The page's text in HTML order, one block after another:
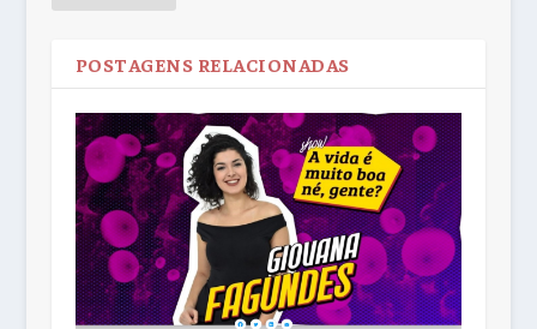
POSTAGENS RELACIONADAS